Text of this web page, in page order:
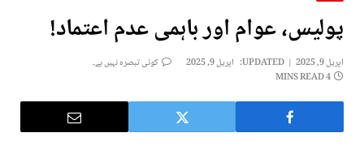
پولیس، عوام اور باہمی عدم اعتماد!
اپریل 9, 2025 UPDATED: اپریل 9, 2025
کوئی تبصرہ نہیں ہے۔
4 MINS READ